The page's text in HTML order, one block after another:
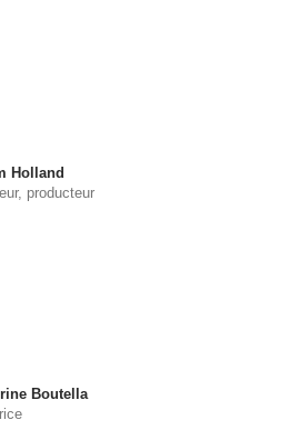
Holland
producteur
Boutella